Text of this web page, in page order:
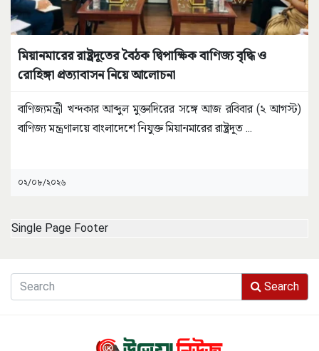
মিয়ানমারের রাষ্ট্রদূতের বৈঠক দ্বিপাক্ষিক বাণিজ্য বৃদ্ধি ও
রোহিঙ্গা প্রত্যাবাসন নিয়ে আলোচনা
বাণিজ্যমন্ত্রী খন্দকার আব্দুল মুক্তাদিরের সঙ্গে আজ রবিবার (২ আগস্ট)
বাণিজ্য মন্ত্রণালয়ে বাংলাদেশে নিযুক্ত মিয়ানমারের রাষ্ট্রদূত ...
০২/০৮/২০২৬
Single Page Footer
Search